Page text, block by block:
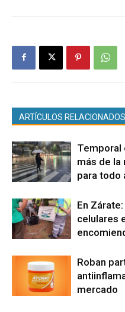
ARTÍCULOS RELACIONADOS
Temporal
más de la
para todo
En
celulares
Roban
mercado